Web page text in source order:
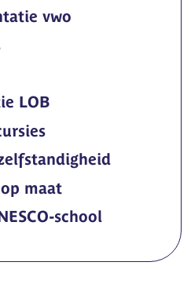
vwo
LOB
maat
school